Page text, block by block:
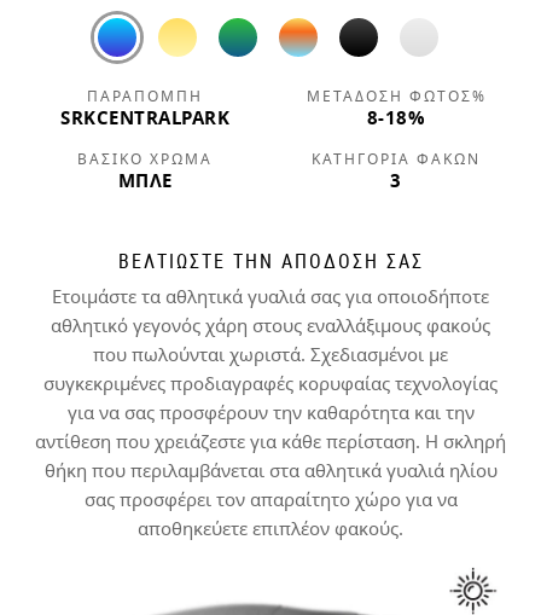
ΠΑΡΑΠΟΜΠΉ
SRKCENTRALPARK
ΜΕΤΆΔΟΣΗ ΦΩΤΌΣ%
8-18%
ΒΑΣΙΚΌ ΧΡΏΜΑ
ΜΠΛΕ
ΚΑΤΗΓΟΡΊΑ ΦΑΚΏΝ
3
ΒΕΛΤΙΩΣΤΕ ΤΗΝ ΑΠΟΔΟΣΗ ΣΑΣ
Ετοιμάστε τα αθλητικά γυαλιά σας για οποιοδήποτε
αθλητικό γεγονός χάρη στους εναλλάξιμους φακούς
που πωλούνται χωριστά. Σχεδιασμένοι με
συγκεκριμένες προδιαγραφές κορυφαίας τεχνολογίας
για να σας προσφέρουν την καθαρότητα και την
αντίθεση που χρειάζεστε για κάθε περίσταση. Η σκληρή
θήκη που περιλαμβάνεται στα αθλητικά γυαλιά ηλίου
σας προσφέρει τον απαραίτητο χώρο για να
αποθηκεύετε επιπλέον φακούς.